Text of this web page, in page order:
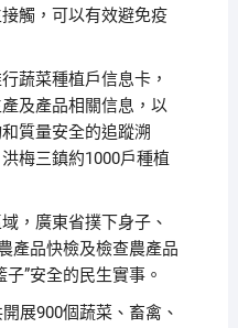
觸，可以有效避免疫
菜種植戶信息卡，
及產品相關信息，以
質量安全的追蹤溯
梅三鎮約1000戶種植
廣東省撲下身子、
產品快檢及檢查農產品
”安全的民生實事。
900個蔬菜、畜禽、